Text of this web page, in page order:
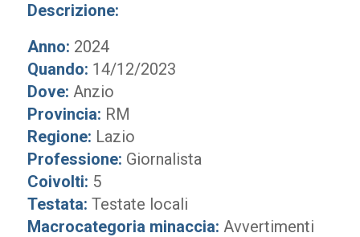
Descrizione:
Anno: 2024
Quando: 14/12/2023
Dove: Anzio
Provincia: RM
Regione: Lazio
Professione: Giornalista
Coivolti: 5
Testata: Testate locali
Macrocategoria minaccia: Avvertimenti